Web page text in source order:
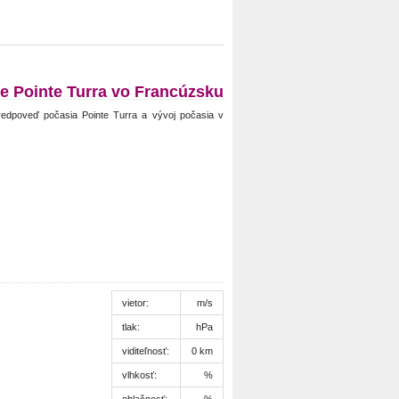
Pointe Turra vo Francúzsku
počasia Pointe Turra a vývoj počasia v
vietor: m/s
tlak: hPa
viditeľnosť: 0 km
vlhkosť: %